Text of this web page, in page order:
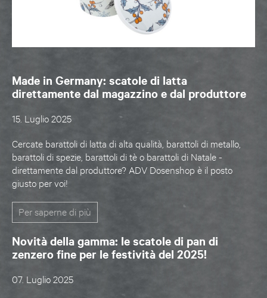
Made in Germany: scatole di latta
direttamente dal magazzino e dal produttore
15. Luglio 2025
Cercate barattoli di latta di alta qualità, barattoli di metallo,
barattoli di spezie, barattoli di tè o barattoli di Natale -
direttamente dal produttore? ADV Dosenshop è il posto
giusto per voi!
Per saperne di più
Novità della gamma: le scatole di pan di
zenzero fine per le festività del 2025!
07. Luglio 2025